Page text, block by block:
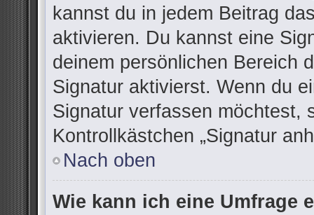
kannst du in jedem Beitrag
aktivieren. Du kannst eine
deinem persönlichen Bereich
Signatur aktivierst. Wenn du
Signatur verfassen möchtest,
Kontrollkästchen „Signatur
Nach oben
Wie kann ich eine Umfrage